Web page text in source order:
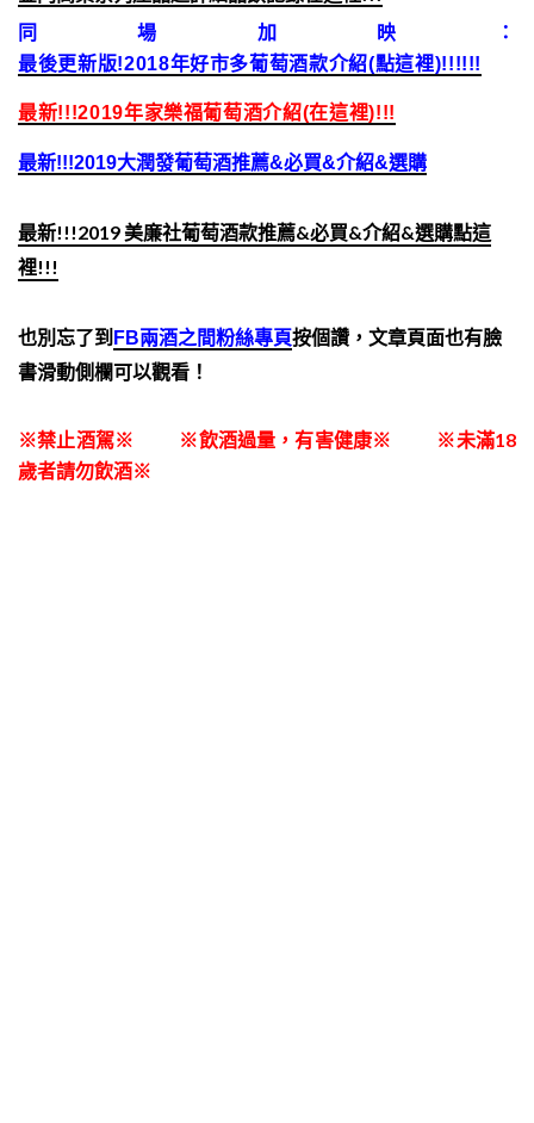
同場加映：
最後更新版!2018年好市多葡萄酒款介紹(點這裡)!!!!!!
最新!!!2019年家樂福葡萄酒介紹(在這裡)!!!
最新!!!2019大潤發葡萄酒推薦&必買&介紹&選購
最新!!!2019 美廉社葡萄酒款推薦&必買&介紹&選購點這
裡!!!
也別忘了到 FB兩酒之間粉絲專頁按個讚，文章頁面也有臉
書滑動側欄可以觀看！
※禁止酒駕※ ※飲酒過量，有害健康※ ※未滿18
歲者請勿飲酒※